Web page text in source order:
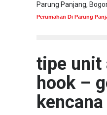
Parung Panjang,
Perumahan Di Parung
tipe unit
hook –
kencana